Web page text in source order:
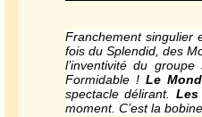
Franchement singulier
fois du Splendid, des
l’inventivité du
Formidable ! Le
spectacle délirant.Les
moment. C’est la